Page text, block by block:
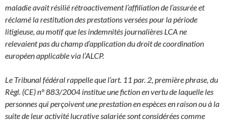
maladie avait résilié rétroactivement l’affiliation de l’assurée et
réclamé la restitution des prestations versées pour la période
litigieuse, au motif que les indemnités journalières LCA ne
relevaient pas du champ d’application du droit de coordination
européen applicable via l’ALCP.
Le Tribunal fédéral rappelle que l’art. 11 par. 2, première phrase, du
Règl. (CE) n° 883/2004 institue une fiction en vertu de laquelle les
personnes qui perçoivent une prestation en espèces en raison ou à la
suite de leur activité lucrative salariée sont considérées comme